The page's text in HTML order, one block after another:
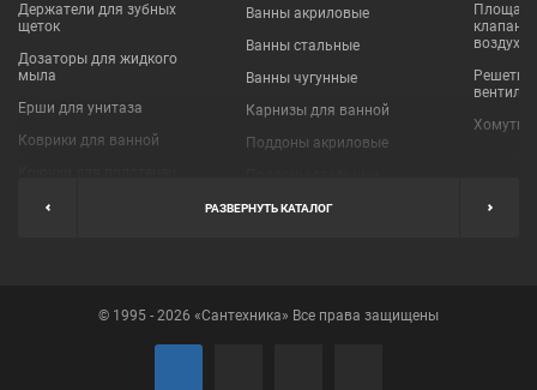
Держатели для зубных
щеток
Дозаторы для жидкого
мыла
Ерши для унитаза
Коврики для ванной
Мыльницы
Полотенцедержатели
Ванны акриловые
Ванны стальные
Ванны чугунные
Карнизы для ванной
Поддоны акриловые
Пробки для ванн
клапаны
Решетки
Хомуты
РАЗВЕРНУТЬ КАТАЛОГ
© 1995 - 2026 «Сантехника» Все права защищены